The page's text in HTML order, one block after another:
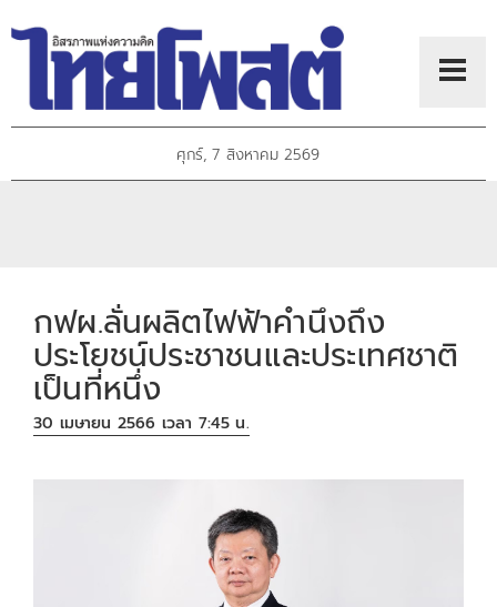
ศุกร์, 7 สิงหาคม 2569
กฟผ.ลั่นผลิตไฟฟ้าคำนึงถึง
ประโยชน์ประชาชนและประเทศชาติ
เป็นที่หนึ่ง
30 เมษายน 2566 เวลา 7:45 น.